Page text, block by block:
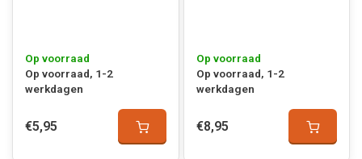
Op voorraad
Op voorraad, 1-2
werkdagen
€5,95
Op voorraad
Op voorraad, 1-2
werkdagen
€8,95